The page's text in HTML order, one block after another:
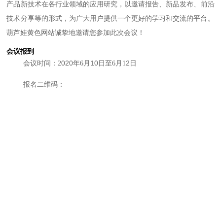
产品新技术在各行业领域的应用研究，以邀请报告、新品发布、前沿
技术分享等的形式，为广大用户提供一个更好的学习和交流的平台。
葫芦娃黄色网站诚挚地邀请您参加此次会议！
会议报到
会议时间：2020年6月 10日至6月1 2 日
报名二维码：